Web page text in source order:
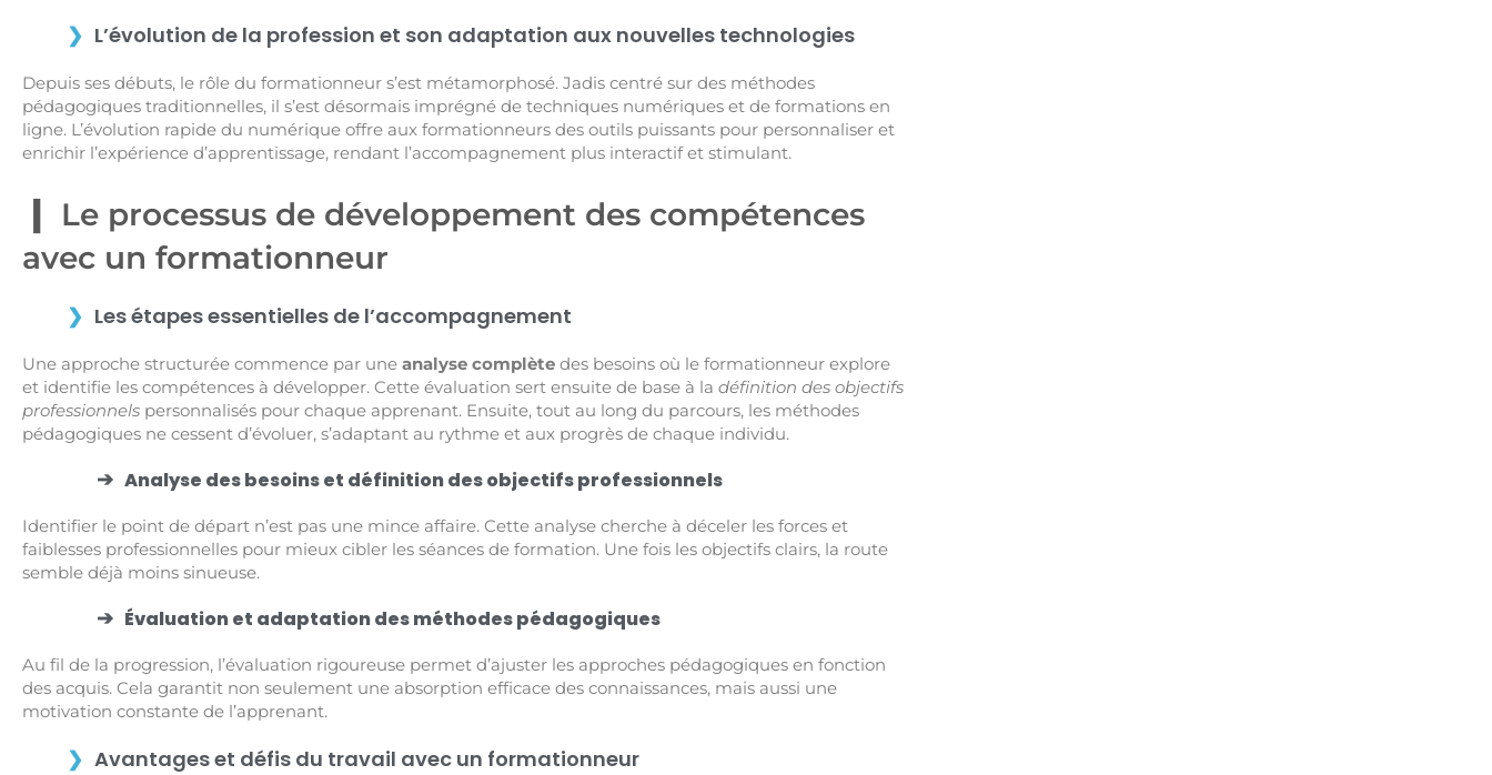
L’évolution de la profession et son adaptation aux nouvelles technologies
Depuis ses débuts, le rôle du formationneur s’est métamorphosé. Jadis centré sur des méthodes
pédagogiques traditionnelles, il s’est désormais imprégné de techniques numériques et de formations en
ligne. L’évolution rapide du numérique offre aux formationneurs des outils puissants pour personnaliser et
enrichir l’expérience d’apprentissage, rendant l’accompagnement plus interactif et stimulant.
Le processus de développement des compétences
avec un formationneur
Les étapes essentielles de l’accompagnement
Une approche structurée commence par une analyse complète des besoins où le formationneur explore
et identifie les compétences à développer. Cette évaluation sert ensuite de base à la définition des objectifs
professionnels personnalisés pour chaque apprenant. Ensuite, tout au long du parcours, les méthodes
pédagogiques ne cessent d’évoluer, s’adaptant au rythme et aux progrès de chaque individu.
Analyse des besoins et définition des objectifs professionnels
Identifier le point de départ n’est pas une mince affaire. Cette analyse cherche à déceler les forces et
faiblesses professionnelles pour mieux cibler les séances de formation. Une fois les objectifs clairs, la route
semble déjà moins sinueuse.
Évaluation et adaptation des méthodes pédagogiques
Au fil de la progression, l’évaluation rigoureuse permet d’ajuster les approches pédagogiques en fonction
des acquis. Cela garantit non seulement une absorption efficace des connaissances, mais aussi une
motivation constante de l’apprenant.
Avantages et défis du travail avec un formationneur